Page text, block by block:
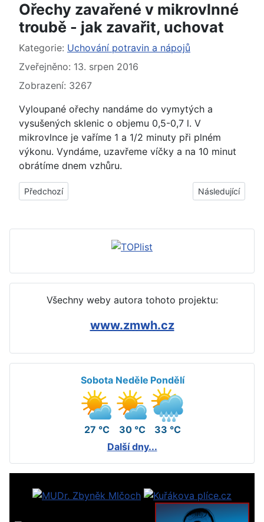
Ořechy zavařené v mikrovlnné
troubě - jak zavařit, uchovat
Základní údaje
Kategorie: Uchování potravin a nápojů
Zveřejněno: 13. srpen 2016
Zobrazení: 3267
Vyloupané ořechy nandáme do vymytých a
vysušených sklenic o objemu 0,5-0,7 l. V
mikrovlnce je vaříme 1 a 1/2 minuty při plném
výkonu. Vyndáme, uzavřeme víčky a na 10 minut
obrátíme dnem vzhůru.
Předchozí článek: Ořechy v medu - jak připravit, udělat
Předchozí Další článek:
Následující
Všechny weby autora tohoto projektu:
www.zmwh.cz
Sobota
27 °C
Neděle
30 °C
Pondělí
33 °C
Další dny...